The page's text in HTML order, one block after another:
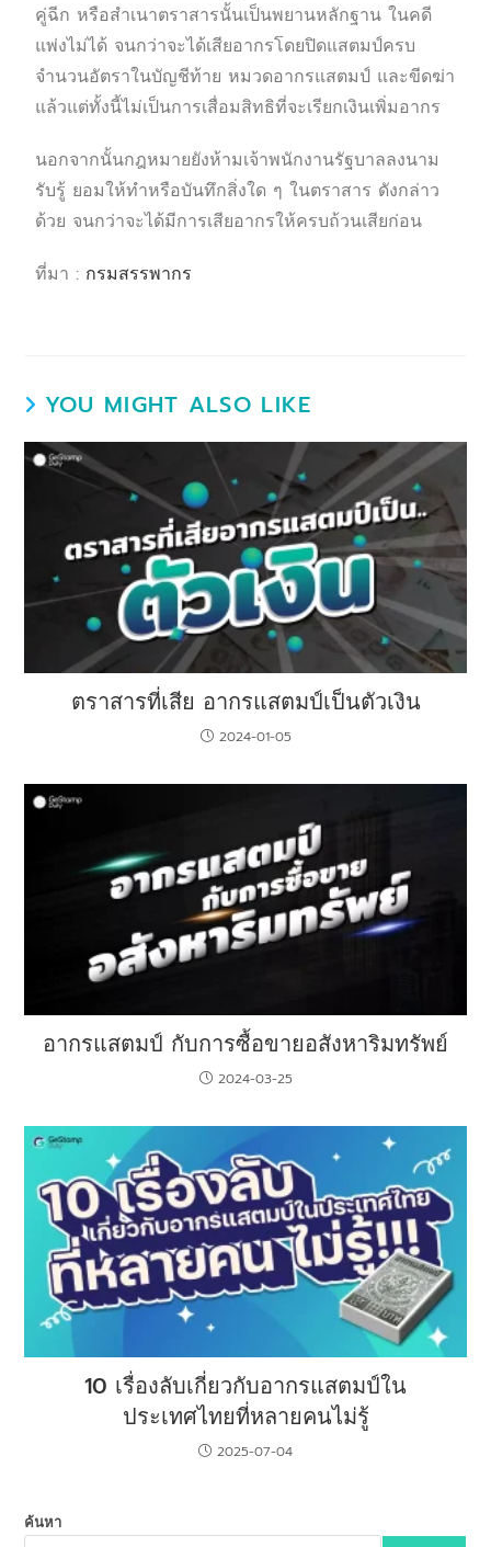
คู่ฉีก หรือสำเนาตราสารนั้นเป็นพยานหลักฐาน ในคดี
แพ่งไม่ได้ จนกว่าจะได้เสียอากรโดยปิดแสตมป์ครบ
จำนวนอัตราในบัญชีท้าย หมวดอากรแสตมป์ และขีดฆ่า
แล้วแต่ทั้งนี้ไม่เป็นการเสื่อมสิทธิที่จะเรียกเงินเพิ่มอากร
นอกจากนั้นกฎหมายยังห้ามเจ้าพนักงานรัฐบาลลงนาม
รับรู้ ยอมให้ทำหรือบันทึกสิ่งใด ๆ ในตราสาร ดังกล่าว
ด้วย จนกว่าจะได้มีการเสียอากรให้ครบถ้วนเสียก่อน
ที่มา : กรมสรรพากร
YOU MIGHT ALSO LIKE
ตราสารที่เสีย อากรแสตมป์เป็นตัวเงิน
2024-01-05
อากรแสตมป์ กับการซื้อขายอสังหาริมทรัพย์
2024-03-25
10 เรื่องลับเกี่ยวกับอากรแสตมป์ใน
ประเทศไทยที่หลายคนไม่รู้
2025-07-04
ค้นหา